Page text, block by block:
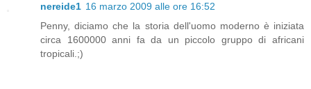
nereide1 16 marzo 2009 alle ore 16:52
Penny, diciamo che la storia dell'uomo moderno è iniziata
circa 1600000 anni fa da un piccolo gruppo di africani
tropicali.;)